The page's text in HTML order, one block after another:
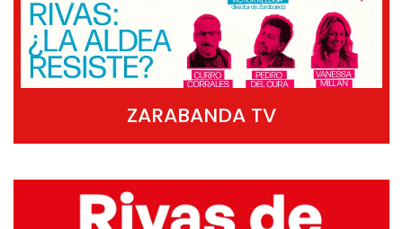
ZARABANDA TV